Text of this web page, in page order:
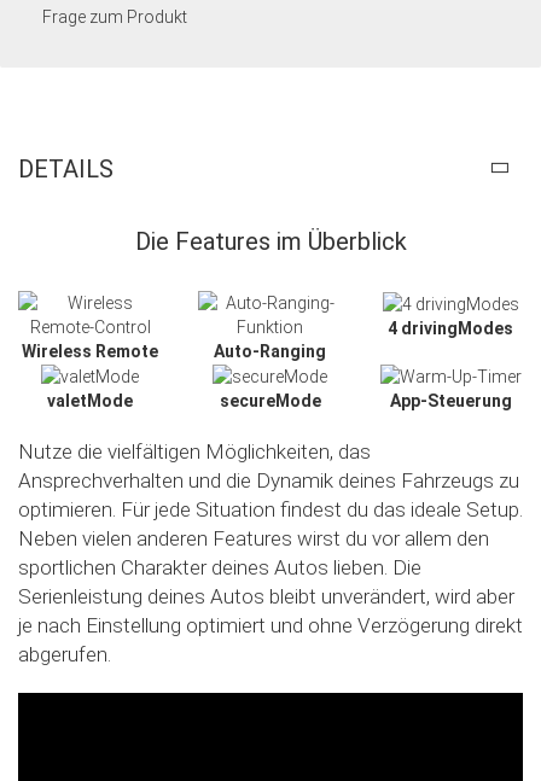
Frage zum Produkt
DETAILS
Die Features im Überblick
Wireless Remote Auto-Ranging
4 drivingModes
valetMode secureMode App-Steuerung
Nutze die vielfältigen Möglichkeiten, das
Ansprechverhalten und die Dynamik deines Fahrzeugs zu
optimieren. Für jede Situation findest du das ideale Setup.
Neben vielen anderen Features wirst du vor allem den
sportlichen Charakter deines Autos lieben. Die
Serienleistung deines Autos bleibt unverändert, wird aber
je nach Einstellung optimiert und ohne Verzögerung direkt
abgerufen.
Slide02